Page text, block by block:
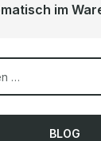
im
BLOG